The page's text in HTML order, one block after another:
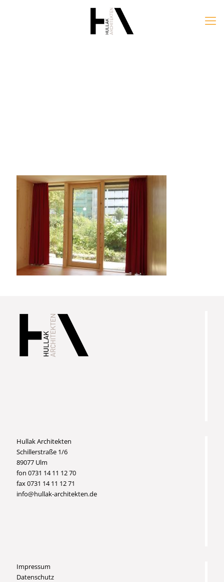
Hullak Architekten
Schillerstraße 1/6
89077 Ulm
fon 0731 14 11 12 70
fax 0731 14 11 12 71
info@hullak-architekten.de
Impressum
Datenschutz